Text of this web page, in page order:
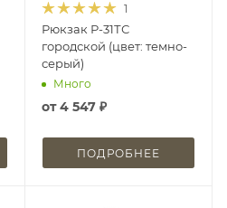
1
Рюкзак Р-31ТС
городской (цвет: темно-
серый)
Много
от4 547 ₽
ПОДРОБНЕЕ